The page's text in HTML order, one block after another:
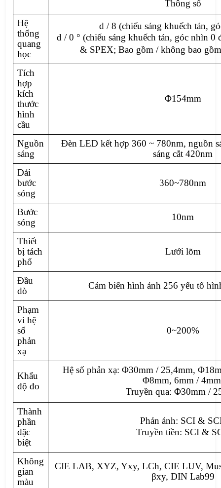
Thông số
Hệ
thống
quang
học
d / 8 (chiếu sáng khuếch tán,
d / 0 ° (chiếu sáng khuếch tán, góc nhìn
& SPEX; Bao gồm / không bao
Tích
hợp
kích
thước
hình
cầu
Φ154mm
Nguồn
sáng
Đèn LED kết hợp 360 ~ 780nm, nguồn
sáng cắt 420nm
Dải
bước
sóng
360~780nm
Bước
sóng
10nm
Thiết
bị tách
phổ
Lưới lõm
Đầu
dò
Cảm biến hình ảnh 256 yếu tố
Phạm
vi hệ
số
phản
xạ
0~200%
Khẩu
độ đo
Hệ số phản xạ: Φ30mm / 25,4mm,
Φ8mm, 6mm /
Truyền qua: Φ30mm /
Thành
phần
đặc
biệt
Phản ánh: SCI &
Truyền tiền: SCI &
Không
gian
màu
CIE LAB, XYZ, Yxy, LCh, CIE LUV,
βxy, DIN Lab99